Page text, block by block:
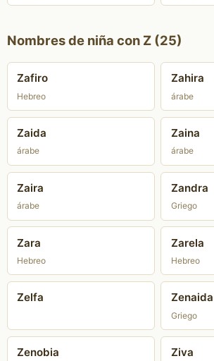
Nombres de niña con Z (25)
Zafiro
Hebreo
Zahira
árabe
Zaida
árabe
Zaina
árabe
Zaira
árabe
Zandra
Griego
Zara
Hebreo
Zarela
Hebreo
Zelfa Zenaida
Griego
Zenobia Ziva